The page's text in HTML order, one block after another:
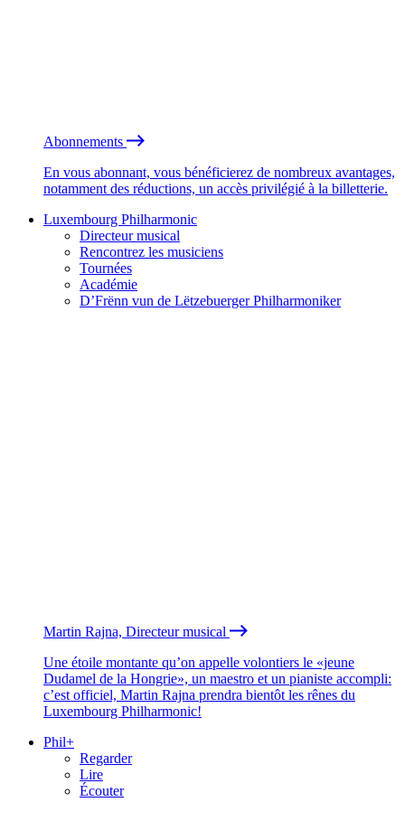
Abonnements
En vous abonnant, vous bénéficierez de nombreux avantages,
notamment des réductions, un accès privilégié à la billetterie.
Luxembourg Philharmonic
Directeur musical
Rencontrez les musiciens
Tournées
Académie
D’Frënn vun de Lëtzebuerger Philharmoniker
Martin Rajna, Directeur musical
Une étoile montante qu’on appelle volontiers le «jeune
Dudamel de la Hongrie», un maestro et un pianiste accompli:
c’est officiel, Martin Rajna prendra bientôt les rênes du
Luxembourg Philharmonic!
Phil+
Regarder
Lire
Écouter